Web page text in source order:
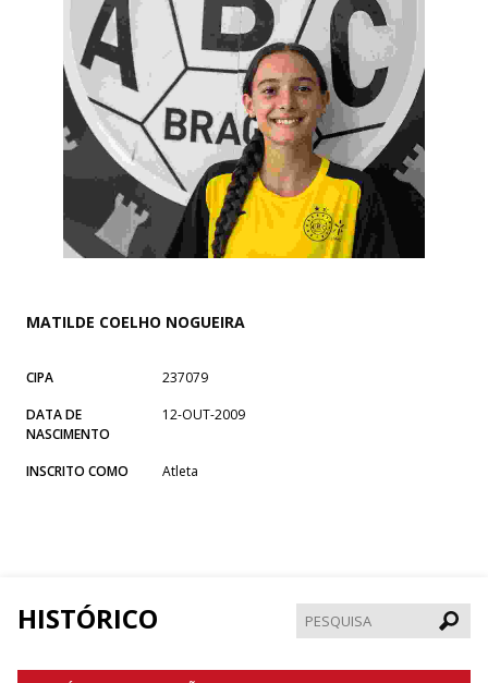
MATILDE COELHO NOGUEIRA
CIPA
237079
DATA DE
NASCIMENTO
12-OUT-2009
INSCRITO COMO Atleta
HISTÓRICO